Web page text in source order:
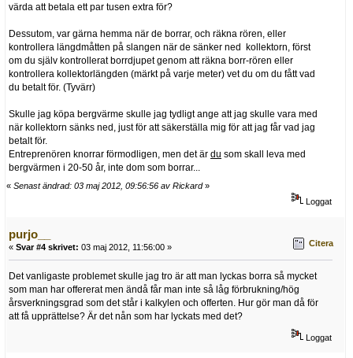
värda att betala ett par tusen extra för?
Dessutom, var gärna hemma när de borrar, och räkna rören, eller
kontrollera längdmåtten på slangen när de sänker ned kollektorn, först
om du själv kontrollerat borrdjupet genom att räkna borr-rören eller
kontrollera kollektorlängden (märkt på varje meter) vet du om du fått vad
du betalt för. (Tyvärr)
Skulle jag köpa bergvärme skulle jag tydligt ange att jag skulle vara med
när kollektorn sänks ned, just för att säkerställa mig för att jag får vad jag
betalt för.
Entreprenören knorrar förmodligen, men det är du som skall leva med
bergvärmen i 20-50 år, inte dom som borrar...
« Senast ändrad: 03 maj 2012, 09:56:56 av Rickard»
Loggat
purjo__
« Svar #4 skrivet: 03 maj 2012, 11:56:00 » Citera
Det vanligaste problemet skulle jag tro är att man lyckas borra så mycket
som man har offererat men ändå får man inte så låg förbrukning/hög
årsverkningsgrad som det står i kalkylen och offerten. Hur gör man då för
att få upprättelse? Är det nån som har lyckats med det?
Loggat